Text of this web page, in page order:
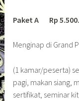
Paket A Rp
Menginap di Grand
(1 kamar/peserta)
pagi, makan siang,
sertifikat, seminar